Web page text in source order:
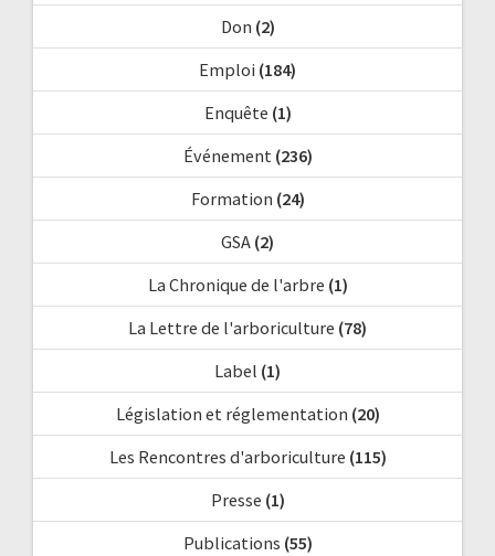
Don (2)
Emploi (184)
Enquête (1)
Événement(236)
Formation (24)
GSA (2)
La Chronique de l'arbre (1)
La Lettre de l'arboriculture (78)
Label (1)
Législation et réglementation (20)
Les Rencontres d'arboriculture (115)
Presse (1)
Publications (55)